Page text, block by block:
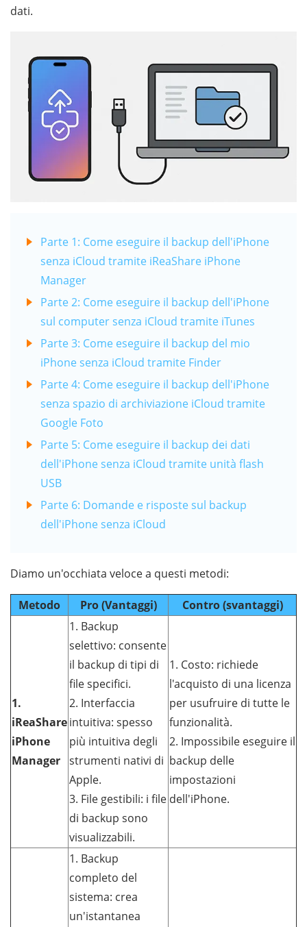
dati.
Parte 1: Come eseguire il backup dell'iPhone
senza iCloud tramite iReaShare iPhone
Manager
Parte 2: Come eseguire il backup dell'iPhone
sul computer senza iCloud tramite iTunes
Parte 3: Come eseguire il backup del mio
iPhone senza iCloud tramite Finder
Parte 4: Come eseguire il backup dell'iPhone
senza spazio di archiviazione iCloud tramite
Google Foto
Parte 5: Come eseguire il backup dei dati
dell'iPhone senza iCloud tramite unità flash
USB
Parte 6: Domande e risposte sul backup
dell'iPhone senza iCloud
Diamo un'occhiata veloce a questi metodi:
Metodo Pro (Vantaggi) Contro (svantaggi)
1.
iReaShare
iPhone
Manager
1. Backup
selettivo: consente
il backup di tipi di
file specifici.
2. Interfaccia
intuitiva: spesso
più intuitiva degli
strumenti nativi di
Apple.
3. File gestibili: i file
di backup sono
visualizzabili.
1. Costo: richiede
l'acquisto di una licenza
per usufruire di tutte le
funzionalità.
2. Impossibile eseguire il
backup delle
impostazioni
dell'iPhone.
1. Backup
completo del
sistema: crea
un'istantanea